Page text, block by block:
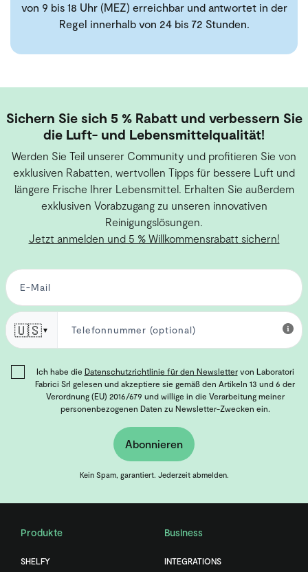
von 9 bis 18 Uhr (MEZ) erreichbar und antwortet in der
Regel innerhalb von 24 bis 72 Stunden.
Sichern Sie sich 5 % Rabatt und verbessern Sie
die Luft- und Lebensmittelqualität!
Werden Sie Teil unserer Community und profitieren Sie von
exklusiven Rabatten, wertvollen Tipps für bessere Luft und
längere Frische Ihrer Lebensmittel. Erhalten Sie außerdem
exklusiven Vorabzugang zu unseren innovativen
Reinigungslösungen.
Jetzt anmelden und 5 % Willkommensrabatt sichern!
🇺🇸▼
Ich habe die Datenschutzrichtlinie für den Newslettervon Laboratori
Fabrici Srl gelesen und akzeptiere sie gemäß den Artikeln 13 und 6 der
Verordnung (EU) 2016/679 und willige in die Verarbeitung meiner
personenbezogenen Daten zu Newsletter-Zwecken ein.
Abonnieren
Kein Spam, garantiert. Jederzeit abmelden.
Produkte
SHELFY
Business
INTEGRATIONS